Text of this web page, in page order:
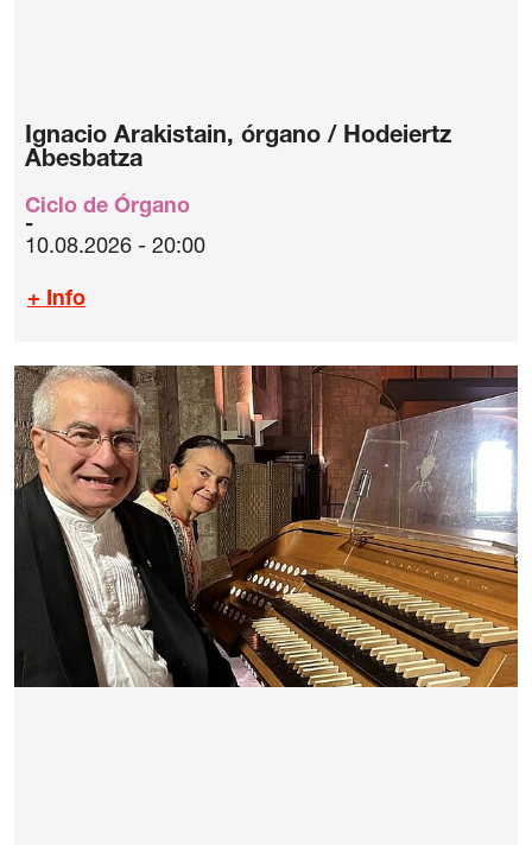
Ignacio Arakistain, órgano / Hodeiertz
Abesbatza
Ciclo de Órgano
10.08.2026 - 20:00
+ Info